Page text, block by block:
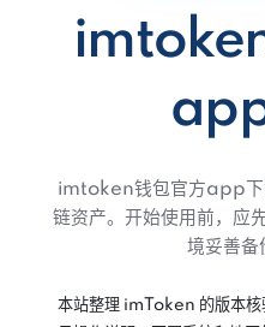
imtoken钱包官方app下
链资产。开始使用前，应
境妥善备
本站整理 imToken 的版本核